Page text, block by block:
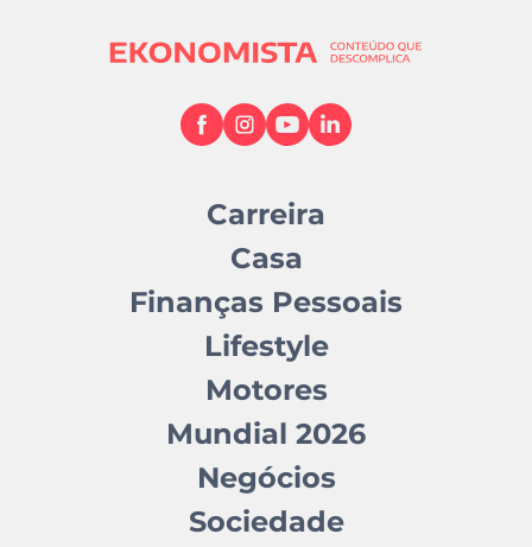
Carreira
Casa
Finanças Pessoais
Lifestyle
Motores
Mundial 2026
Negócios
Sociedade